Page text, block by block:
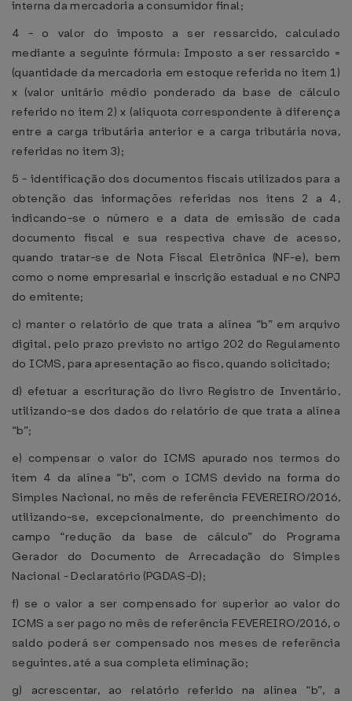
interna da mercadoria a consumidor final;
4 - o valor do imposto a ser ressarcido, calculado
mediante a seguinte fórmula: Imposto a ser ressarcido =
(quantidade da mercadoria em estoque referida no item 1)
x (valor unitário médio ponderado da base de cálculo
referido no item 2) x (alíquota correspondente à diferença
entre a carga tributária anterior e a carga tributária nova,
referidas no item 3);
5 - identificação dos documentos fiscais utilizados para a
obtenção das informações referidas nos itens 2 a 4,
indicando-se o número e a data de emissão de cada
documento fiscal e sua respectiva chave de acesso,
quando tratar-se de Nota Fiscal Eletrônica (NF-e), bem
como o nome empresarial e inscrição estadual e no CNPJ
do emitente;
c) manter o relatório de que trata a alínea “b” em arquivo
digital, pelo prazo previsto no artigo 202 do Regulamento
do ICMS, para apresentação ao fisco, quando solicitado;
d) efetuar a escrituração do livro Registro de Inventário,
utilizando-se dos dados do relatório de que trata a alínea
“b”;
e) compensar o valor do ICMS apurado nos termos do
item 4 da alínea “b”, com o ICMS devido na forma do
Simples Nacional, no mês de referência FEVEREIRO/2016,
utilizando-se, excepcionalmente, do preenchimento do
campo “redução da base de cálculo” do Programa
Gerador do Documento de Arrecadação do Simples
Nacional - Declaratório (PGDAS-D);
f) se o valor a ser compensado for superior ao valor do
ICMS a ser pago no mês de referência FEVEREIRO/2016, o
saldo poderá ser compensado nos meses de referência
seguintes, até a sua completa eliminação;
g) acrescentar, ao relatório referido na alínea “b”, a